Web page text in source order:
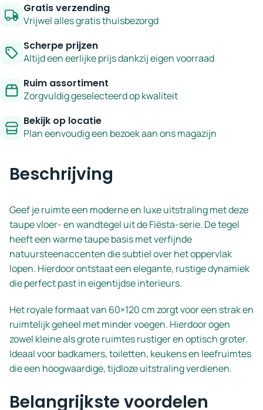
-
Fiësta
aantal
Gratis verzending
Vrijwel alles gratis thuisbezorgd
Scherpe prijzen
Altijd een eerlijke prijs dankzij eigen voorraad
Ruim assortiment
Zorgvuldig geselecteerd op kwaliteit
Bekijk op locatie
Plan eenvoudig een bezoek aan ons magazijn
Beschrijving
Geef je ruimte een moderne en luxe uitstraling met deze
taupe vloer- en wandtegel uit de Fiësta-serie. De tegel
heeft een warme taupe basis met verfijnde
natuursteenaccenten die subtiel over het oppervlak
lopen. Hierdoor ontstaat een elegante, rustige dynamiek
die perfect past in eigentijdse interieurs.
Het royale formaat van 60×120 cm zorgt voor een strak en
ruimtelijk geheel met minder voegen. Hierdoor ogen
zowel kleine als grote ruimtes rustiger en optisch groter.
Ideaal voor badkamers, toiletten, keukens en leefruimtes
die een hoogwaardige, tijdloze uitstraling verdienen.
Belangrijkste voordelen